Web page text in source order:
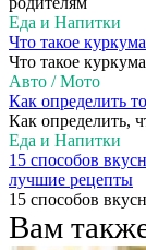
Еда и Напитки
Что такое
Что такое
Авто / Мото
Как определить
Как определить,
Еда и Напитки
15 способов
лучшие рецепты
15 способов
Вам